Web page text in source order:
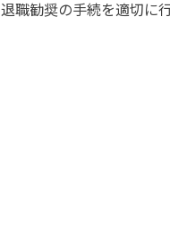
退職勧奨の手続を適切に